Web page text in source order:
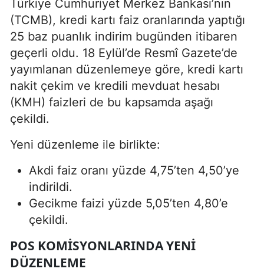
Türkiye Cumhuriyet Merkez Bankası’nın
(TCMB), kredi kartı faiz oranlarında yaptığı
25 baz puanlık indirim bugünden itibaren
geçerli oldu. 18 Eylül’de Resmî Gazete’de
yayımlanan düzenlemeye göre, kredi kartı
nakit çekim ve kredili mevduat hesabı
(KMH) faizleri de bu kapsamda aşağı
çekildi.
Yeni düzenleme ile birlikte:
Akdi faiz oranı yüzde 4,75’ten 4,50’ye
indirildi.
Gecikme faizi yüzde 5,05’ten 4,80’e
çekildi.
POS KOMISYONLARINDA YENI
DÜZENLEME